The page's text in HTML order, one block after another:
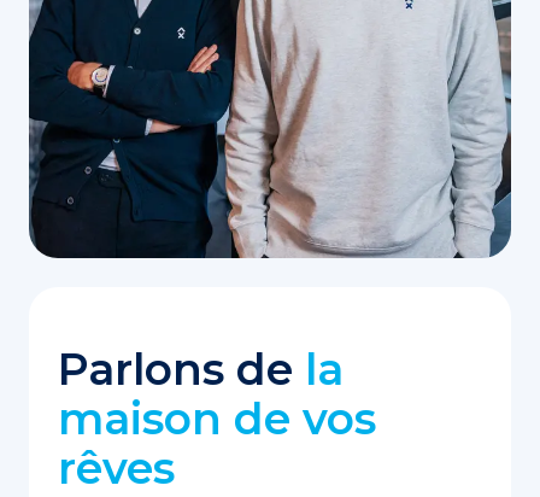
Parlons de la
maison de vos
rêves